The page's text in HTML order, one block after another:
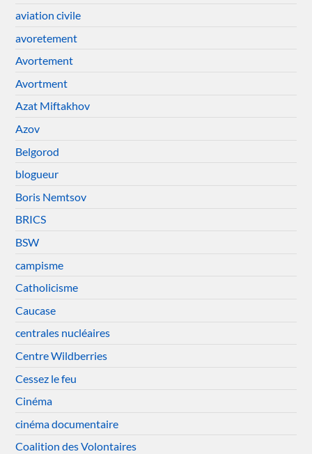
aviation civile
avoretement
Avortement
Avortment
Azat Miftakhov
Azov
Belgorod
blogueur
Boris Nemtsov
BRICS
BSW
campisme
Catholicisme
Caucase
centrales nucléaires
Centre Wildberries
Cessez le feu
Cinéma
cinéma documentaire
Coalition des Volontaires